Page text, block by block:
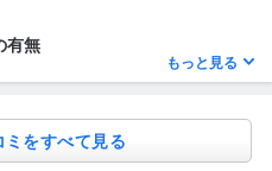
有無
も丁寧に答えてもらえた。
もっと見る
をすべて見る